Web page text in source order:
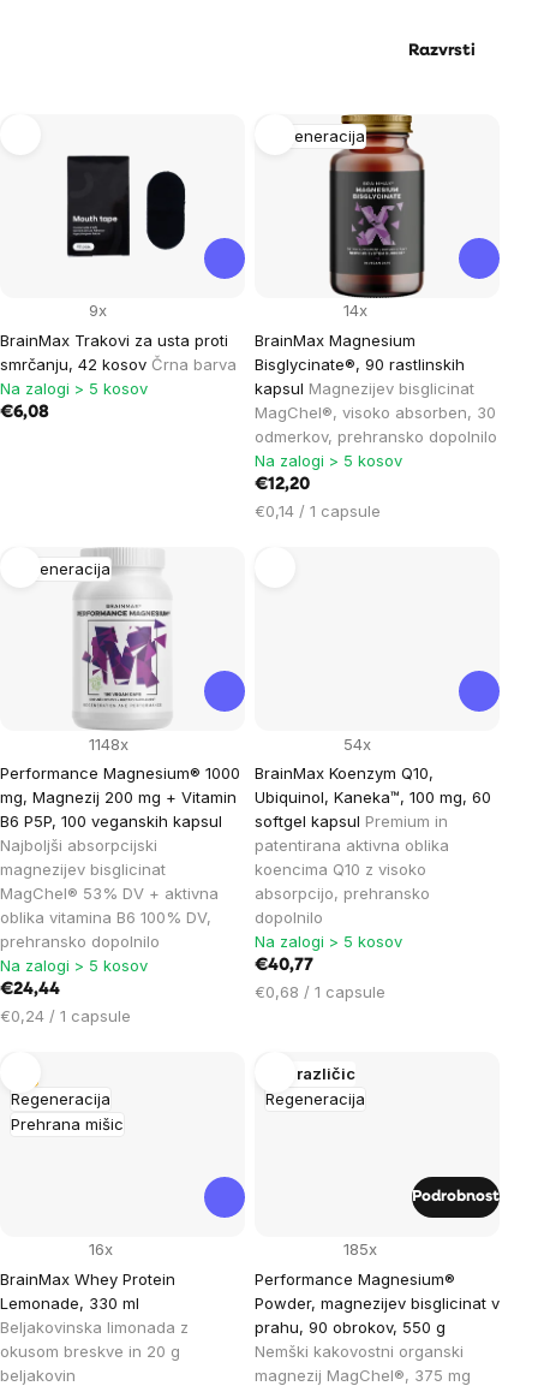
Razvrsti
products
BrainMax Trakovi za usta proti
smrčanju, 42 kosov Črna barva
9x
Na zalogi > 5 kosov
€6,08
Regeneracija
BrainMax Magnesium
Bisglycinate®, 90 rastlinskih
kapsul Magnezijev bisglicinat
MagChel®, visoko absorben, 30
odmerkov, prehransko dopolnilo
14x
Na zalogi > 5 kosov
€12,20
Cena
€0,14 / 1 capsule
Regeneracija
Performance Magnesium® 1000
mg, Magnezij 200 mg + Vitamin
B6 P5P, 100 veganskih kapsul
Najboljši absorpcijski
magnezijev bisglicinat
MagChel® 53% DV + aktivna
oblika vitamina B6 100% DV,
prehransko dopolnilo
1148x
Na zalogi > 5 kosov
€24,44
Cena
€0,24 / 1 capsule
BrainMax Koenzym Q10,
Ubiquinol, Kaneka™, 100 mg, 60
softgel kapsul Premium in
patentirana aktivna oblika
koencima Q10 z visoko
absorpcijo, prehransko
dopolnilo
54x
Na zalogi > 5 kosov
€40,77
Cena
€0,68 / 1 capsule
Regeneracija
Prehrana mišic
BrainMax Whey Protein
Lemonade, 330 ml
Beljakovinska limonada z
okusom breskve in 20 g
beljakovin
16x
Regeneracija
Več različic
Performance Magnesium®
Powder, magnezijev bisglicinat v
prahu, 90 obrokov, 550 g
Nemški kakovostni organski
magnezij MagChel®, 375 mg
185x
Podrobnost